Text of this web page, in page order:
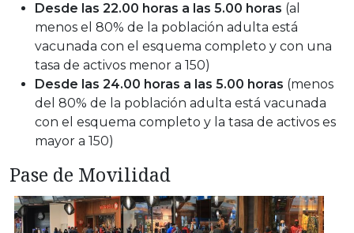
Desde las 22.00 horas a las 5.00 horas (al
menos el 80% de la población adulta está
vacunada con el esquema completo y con una
tasa de activos menor a 150)
Desde las 24.00 horas a las 5.00 horas (menos
del 80% de la población adulta está vacunada
con el esquema completo y la tasa de activos es
mayor a 150)
Pase de Movilidad